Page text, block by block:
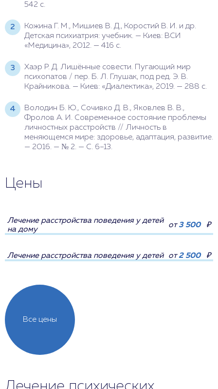
542 с.
Кожина Г. М., Мишиев В. Д., Коростий В. И. и др.
Детская психиатрия: учебник. — Киев: ВСИ
«Медицина», 2012. — 416 с.
Хаэр Р. Д. Лишённые совести. Пугающий мир
психопатов / пер. Б. Л. Глушак, под ред. Э. В.
Крайникова. — Киев: «Диалектика», 2019. — 288 с.
Володин Б. Ю., Сочивко Д. В., Яковлев В. В.,
Фролов А. И. Современное состояние проблемы
личностных расстройств // Личность в
меняющемся мире: здоровье, адаптация, развитие.
— 2016. — № 2. — С. 6–13.
Цены
Все цены
Лечение расстройства поведения у детей
на дому
от3 500 ₽
Лечение расстройства поведения у детей от2 500 ₽